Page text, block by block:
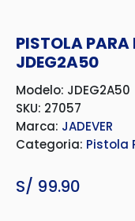
PISTOLA
JDEG2A50
Modelo: JDEG2A50
SKU: 27057
Marca: JADEVER
Categoria: Pistola
S/ 99.90